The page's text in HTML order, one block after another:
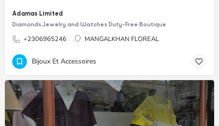
Adamas Limited
Diamonds,Jewelry and Watches Duty-Free Boutique
+2306965246 MANGALKHAN FLOREAL
Bijoux Et Accessoires